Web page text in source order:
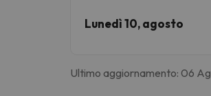
Lunedì 10, agosto
Ultimo aggiornamento: 06